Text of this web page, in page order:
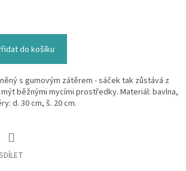
do košíku
s gumovým zátěrem - sáček tak zůstává z
běžnými mycími prostředky. Materiál: bavlna,
d. 30 cm, š. 20 cm.